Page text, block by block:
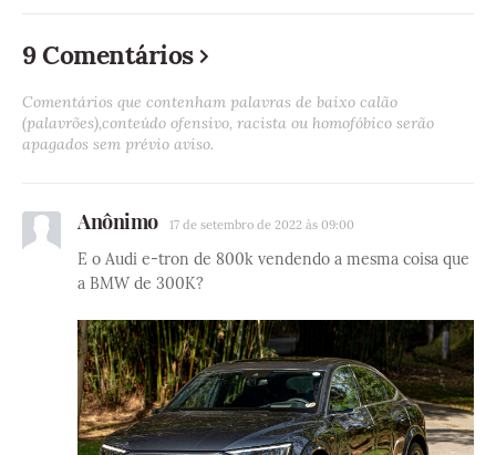
9 Comentários
Comentários que contenham palavras de baixo calão
(palavrões),conteúdo ofensivo, racista ou homofóbico serão
apagados sem prévio aviso.
Anônimo 17 de setembro de 2022 às 09:00
E o Audi e-tron de 800k vendendo a mesma coisa que
a BMW de 300K?